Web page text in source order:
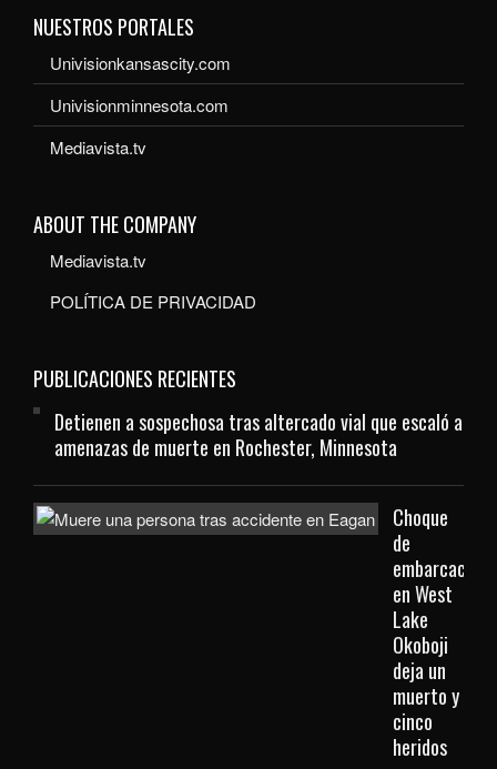
NUESTROS PORTALES
Univisionkansascity.com
Univisionminnesota.com
Mediavista.tv
ABOUT THE COMPANY
Mediavista.tv
POLÍTICA DE PRIVACIDAD
PUBLICACIONES RECIENTES
Detienen a sospechosa tras altercado vial que escaló a
amenazas de muerte en Rochester, Minnesota
Choque
de
en West
Lake
Okoboji
deja un
muerto y
cinco
heridos